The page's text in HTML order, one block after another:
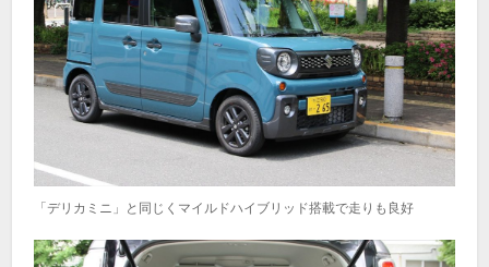
「デリカミニ」と同じくマイルドハイブリッド搭載で走りも良好